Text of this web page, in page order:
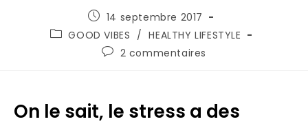
14 septembre 2017
GOOD VIBES / HEALTHY LIFESTYLE
2 commentaires
On le sait, le stress a des